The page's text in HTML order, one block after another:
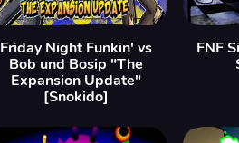
Friday Night Funkin' vs
Bob und Bosip "The
Expansion Update"
[Snokido]
FNF